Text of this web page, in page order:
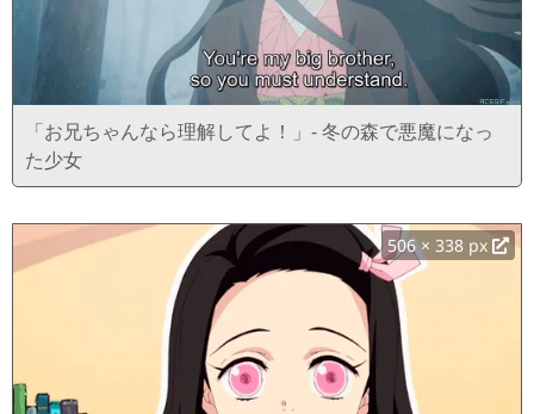
「お兄ちゃんなら理解してよ！」- 冬の森で悪魔になっ
た少女
506 × 338 px